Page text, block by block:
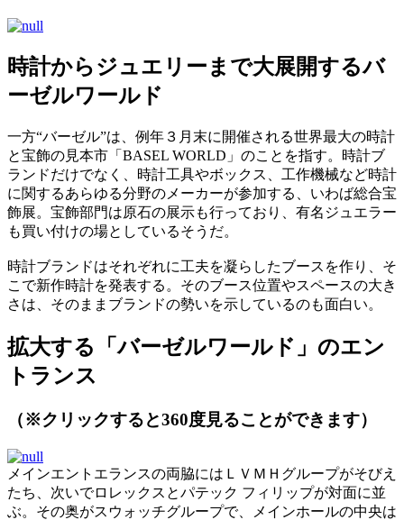
時計からジュエリーまで大展開するバ
ーゼルワールド
一方“バーゼル”は、例年３月末に開催される世界最大の時計
と宝飾の見本市「BASEL WORLD」のことを指す。時計ブ
ランドだけでなく、時計工具やボックス、工作機械など時計
に関するあらゆる分野のメーカーが参加する、いわば総合宝
飾展。宝飾部門は原石の展示も行っており、有名ジュエラー
も買い付けの場としているそうだ。
時計ブランドはそれぞれに工夫を凝らしたブースを作り、そ
こで新作時計を発表する。そのブース位置やスペースの大き
さは、そのままブランドの勢いを示しているのも面白い。
拡大する「バーゼルワールド」のエン
トランス
（※クリックすると360度見ることができます）
メインエントエランスの両脇にはＬＶＭＨグループがそびえ
たち、次いでロレックスとパテック フィリップが対面に並
ぶ。その奥がスウォッチグループで、メインホールの中央は